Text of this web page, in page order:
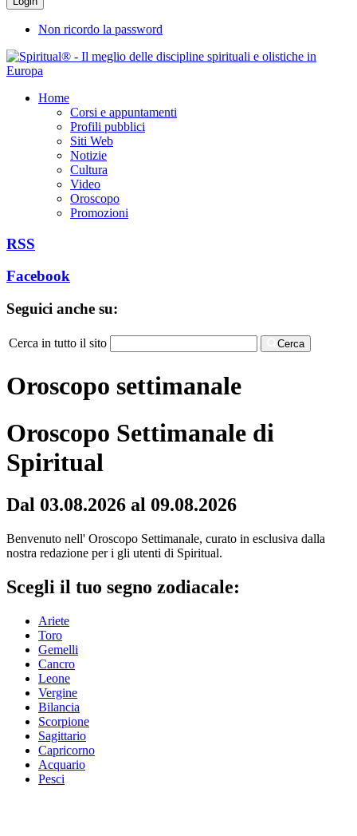
Non ricordo la password
Home
Corsi e appuntamenti
Profili pubblici
Siti Web
Notizie
Cultura
Video
Oroscopo
Promozioni
RSS
Facebook
Seguici anche su:
Cerca in tutto il sito Cerca
Oroscopo settimanale
Oroscopo Settimanale di
Spiritual
Dal 03.08.2026 al 09.08.2026
Benvenuto nell' Oroscopo Settimanale, curato in esclusiva dalla
nostra redazione per i gli utenti di Spiritual.
Scegli il tuo segno zodiacale:
Ariete
Toro
Gemelli
Cancro
Leone
Vergine
Bilancia
Scorpione
Sagittario
Capricorno
Acquario
Pesci